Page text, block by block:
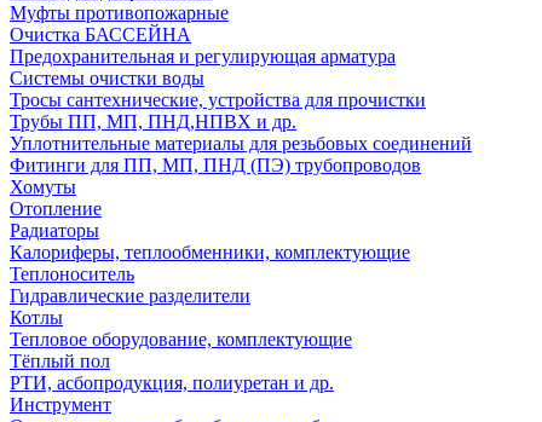
Муфты противопожарные
Очистка БАССЕЙНА
Предохранительная и регулирующая арматура
Системы очистки воды
Тросы сантехнические, устройства для прочистки
Трубы ПП, МП, ПНД,НПВХ и др.
Уплотнительные материалы для резьбовых соединений
Фитинги для ПП, МП, ПНД (ПЭ) трубопроводов
Хомуты
Отопление
Радиаторы
Калориферы, теплообменники, комплектующие
Теплоноситель
Гидравлические разделители
Котлы
Тепловое оборудование, комплектующие
Тёплый пол
РТИ, асбопродукция, полиуретан и др.
Инструмент